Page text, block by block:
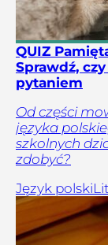
QUIZ
Sprawdź,
pytaniem
Od części
języka
szkolnych
zdobyć?
Język polski